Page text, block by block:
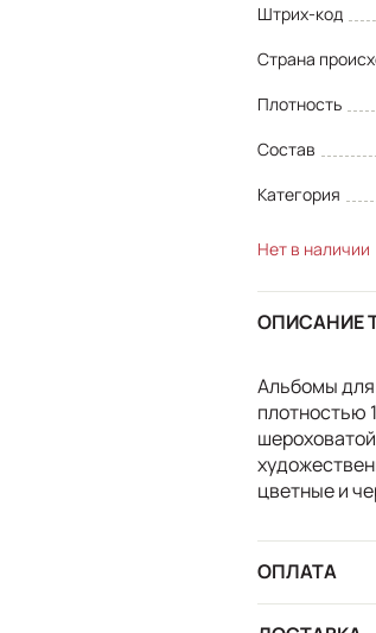
Штрих-код
Страна
Плотность
Состав
Категория
Нет в наличии
ОПИСАНИЕ
Альбомы для
плотностью
цветные и
ОПЛАТА